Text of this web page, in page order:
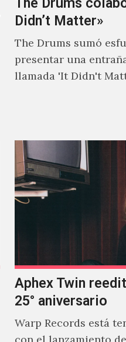
Didn’t Matter»
The Drums sumó
presentar una
llamada 'It Didn't
Aphex Twin
25° aniversario
Warp Records está